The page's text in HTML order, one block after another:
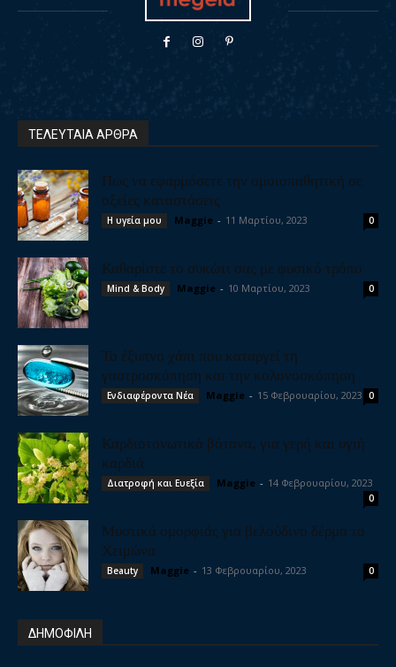
ΤΕΛΕΥΤΑΙΑ ΑΡΘΡΑ
Πως να εφαρμόσετε την ομοιοπαθητική σε
οξείες καταστάσεις
Η υγεία μου Maggie - 11 Μαρτίου, 2023 0
Καθαρίστε το συκώτι σας με φυσικό τρόπο
Mind & Body Maggie - 10 Μαρτίου, 2023 0
Το έξυπνο χάπι που καταργεί τη
γαστροσκόπηση και την κολονοσκόπηση
Ενδιαφέροντα Νέα Maggie - 15 Φεβρουαρίου, 2023 0
Καρδιοτονωτικά βότανα, για γερή και υγιή
καρδιά
Διατροφή και Ευεξία Maggie - 14 Φεβρουαρίου, 2023
0
Μυστικά ομορφιάς για βελούδινο δέρμα το
Χειμώνα
Beauty Maggie - 13 Φεβρουαρίου, 2023 0
ΔΗΜΟΦΙΛΗ